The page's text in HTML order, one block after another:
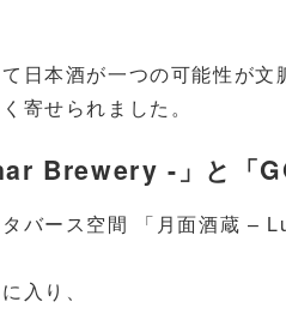
日本酒が一つの可能性が
寄せられました。
Brewery -」と「
バース空間 「月面酒蔵 –
入り、